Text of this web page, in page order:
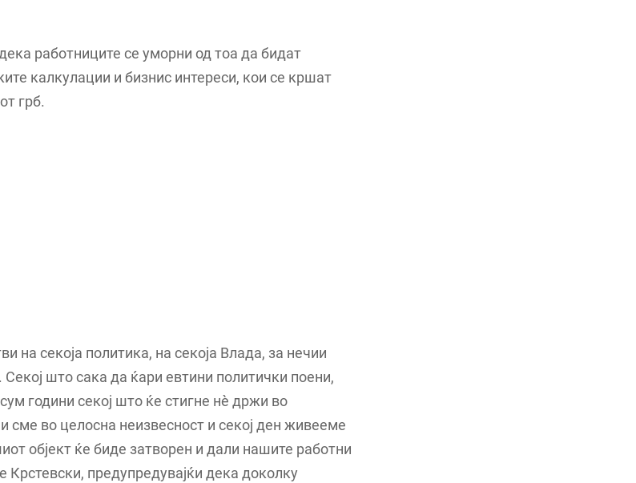
работниците се уморни од тоа да бидат
калкулации и бизнис интереси, кои се кршат
грб.
на секоја политика, на секоја Влада, за нечии
Секој што сака да ќари евтини политички поени,
години секој што ќе стигне нè држи во
сме во целосна неизвесност и секој ден живееме
објект ќе биде затворен и дали нашите работни
Крстевски, предупредувајќи дека доколку